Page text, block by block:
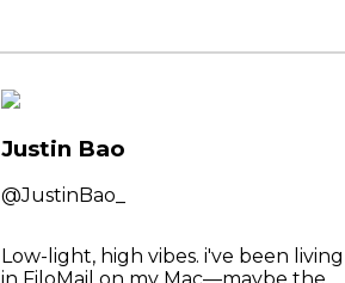
Justin Bao
@JustinBao_
Low-light, high vibes. i've been living